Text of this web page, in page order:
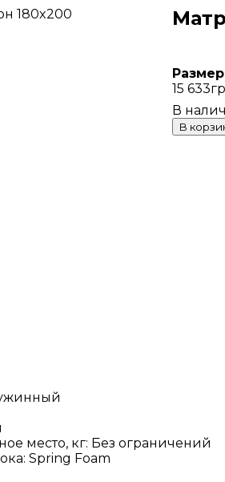
15 633
В
место, кг: Без ограничений
Spring Foam